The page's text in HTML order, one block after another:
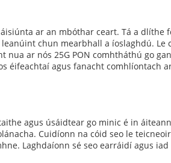
ar an mbóthar ceart. Tá a dlíthe
chun mearbhall a íoslaghdú. Le
ar nós 25G PON comhtháthú go
éifeachtaí agus fanacht comhlíontach
agus úsáidtear go minic é in
Cuidíonn na cóid seo le
Laghdaíonn sé seo earráidí agus